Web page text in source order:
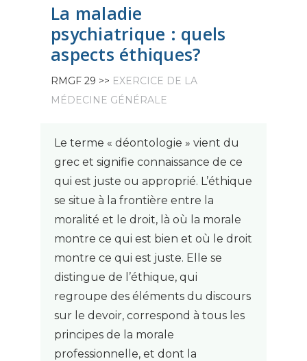
La maladie
psychiatrique : quels
aspects éthiques?
RMGF 29 >> EXERCICE DE LA
MÉDECINE GÉNÉRALE
Le terme « déontologie » vient du
grec et signifie connaissance de ce
qui est juste ou approprié. L’éthique
se situe à la frontière entre la
moralité et le droit, là où la morale
montre ce qui est bien et où le droit
montre ce qui est juste. Elle se
distingue de l’éthique, qui
regroupe des éléments du discours
sur le devoir, correspond à tous les
principes de la morale
professionnelle, et dont la